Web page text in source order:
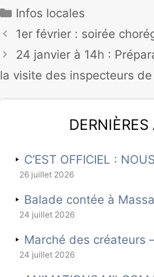
Infos locales
1er février : soirée
24 janvier à 14h :
la visite des inspecteurs de
C’EST OFFICIEL :
26 juillet 2026
Balade contée à
24 juillet 2026
Marché des créateurs
24 juillet 2026